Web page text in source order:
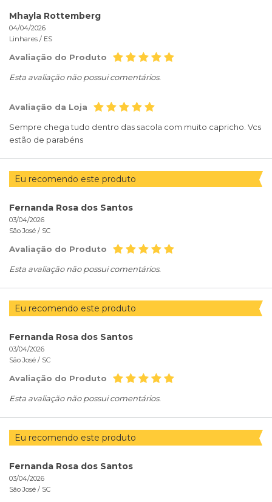
Mhayla Rottemberg
04/04/2026
Linhares / ES
Avaliação do Produto
Esta avaliação não possui comentários.
Avaliação da Loja
Sempre chega tudo dentro das sacola com muito capricho. Vcs
estão de parabéns
Eu recomendo este produto
Fernanda Rosa dos Santos
03/04/2026
São José / SC
Avaliação do Produto
Esta avaliação não possui comentários.
Eu recomendo este produto
Fernanda Rosa dos Santos
03/04/2026
São José / SC
Avaliação do Produto
Esta avaliação não possui comentários.
Eu recomendo este produto
Fernanda Rosa dos Santos
03/04/2026
São José / SC